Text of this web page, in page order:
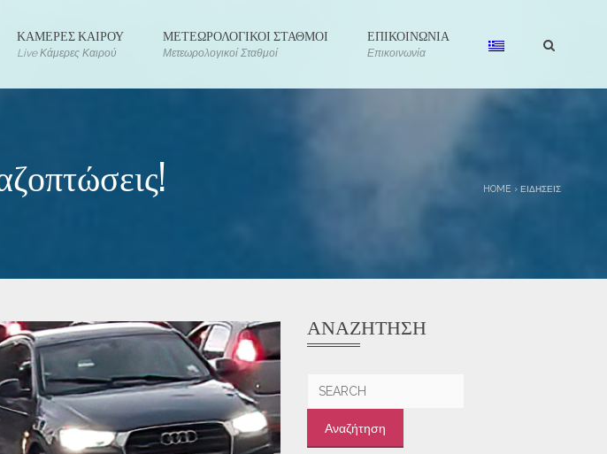
ΚΑΜΕΡΕΣ ΚΑΙΡΟΥ
Live Κάμερες Καιρού
ΜΕΤΕΩΡΟΛΟΓΙΚΟΙ ΣΤΑΘΜΟΙ
Μετεωρολογικοί Σταθμοί
ΕΠΙΚΟΙΝΩΝΙΑ
Επικοινωνία
HOME › ΕΙΔΉΣΕΙΣ
ΑΝΑΖΉΤΗΣΗ